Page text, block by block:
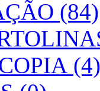
(84)
(4)